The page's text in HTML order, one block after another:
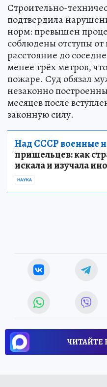
Строительно-
подтвердила
норм: превышен
соблюдены отступы от
расстояние до
менее трёх метров,
пожаре. Суд обязал
незаконно
месяцев после
законную силу.
Над СССР военные
пришельцев: как
искала и изучала
НАУКА
ЧИТАЙТЕ